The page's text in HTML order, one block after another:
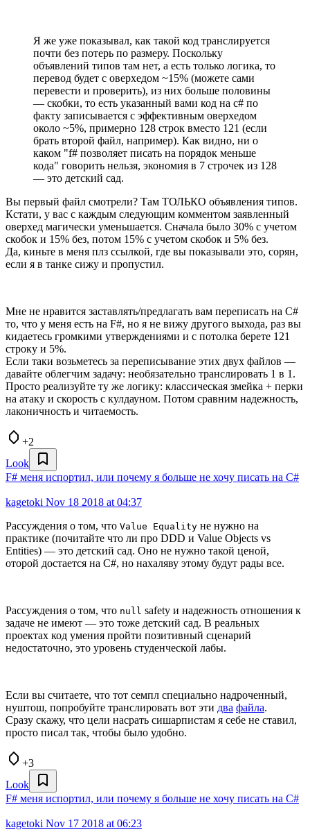
Я же уже показывал, как такой код транслируется
почти без потерь по размеру. Поскольку
объявлений типов там нет, а есть только логика, то
перевод будет с оверхедом ~15% (можете сами
перевести и проверить), из них больше половины
— скобки, то есть указанный вами код на c# по
факту записывается с эффективным оверхедом
около ~5%, примерно 128 строк вместо 121 (если
брать второй файл, например). Как видно, ни о
каком "f# позволяет писать на порядок меньше
кода" говорить нельзя, экономия в 7 строчек из 128
— это детский сад.
Вы первый файл смотрели? Там ТОЛЬКО объявления типов.
Кстати, у вас с каждым следующим комментом заявленный
оверхед магически уменьшается. Сначала было 30% с учетом
скобок и 15% без, потом 15% с учетом скобок и 5% без.
Да, киньте в меня плз ссылкой, где вы показывали это, сорян,
если я в танке сижу и пропустил.
Мне не нравится заставлять/предлагать вам переписать на C#
то, что у меня есть на F#, но я не вижу другого выхода, раз вы
кидаетесь громкими утверждениями и с потолка берете 121
строку и 5%.
Если таки возьметесь за переписывание этих двух файлов —
давайте облегчим задачу: необязательно транслировать 1 в 1.
Просто реализуйте ту же логику: классическая змейка + перки
на атаку и скорость с кулдауном. Потом сравним надежность,
лаконичность и читаемость.
+2
Look
F# меня испортил, или почему я больше не хочу писать на C#
kagetoki Nov 18 2018 at 04:37
Рассуждения о том, что Value Equality не нужно на
практике (почитайте что ли про DDD и Value Objects vs
Entities) — это детский сад. Оно не нужно такой ценой,
оторой достается на C#, но нахаляву этому будут рады все.
Рассуждения о том, что null safety и надежность отношения к
задаче не имеют — это тоже детский сад. В реальных
проектах код умения пройти позитивный сценарий
недостаточно, это уровень студенческой лабы.
Если вы считаете, что тот семпл специально надроченный,
нуштош, попробуйте транслировать вот эти два файла.
Сразу скажу, что цели насрать сишарпистам я себе не ставил,
просто писал так, чтобы было удобно.
+3
Look
F# меня испортил, или почему я больше не хочу писать на C#
kagetoki Nov 17 2018 at 06:23